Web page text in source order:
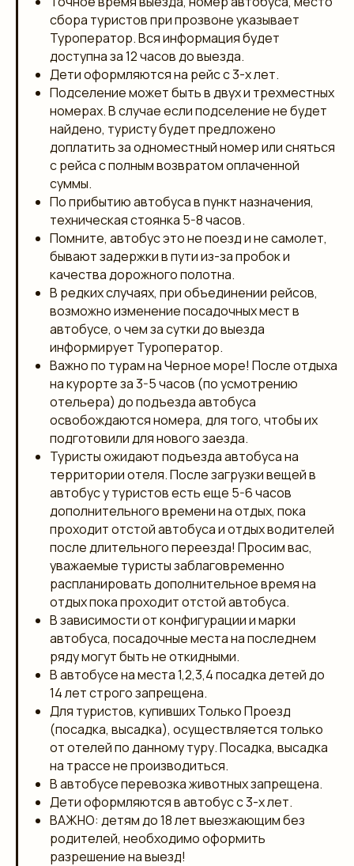
сбора туристов при прозвоне указывает
Туроператор. Вся информация будет
доступна за 12 часов до выезда.
Дети оформляются на рейс с 3-х лет.
Подселение может быть в двух и трехместных
номерах. В случае если подселение не будет
найдено, туристу будет предложено
доплатить за одноместный номер или сняться
с рейса с полным возвратом оплаченной
суммы.
По прибытию автобуса в пункт назначения,
техническая стоянка 5-8 часов.
Помните, автобус это не поезд и не самолет,
бывают задержки в пути из-за пробок и
качества дорожного полотна.
В редких случаях, при объединении рейсов,
возможно изменение посадочных мест в
автобусе, о чем за сутки до выезда
информирует Туроператор.
Важно по турам на Черное море! После отдыха
на курорте за 3-5 часов (по усмотрению
отельера) до подъезда автобуса
освобождаются номера, для того, чтобы их
подготовили для нового заезда.
Туристы ожидают подъезда автобуса на
территории отеля. После загрузки вещей в
автобус у туристов есть еще 5-6 часов
дополнительного времени на отдых, пока
проходит отстой автобуса и отдых водителей
после длительного переезда! Просим вас,
уважаемые туристы заблаговременно
распланировать дополнительное время на
отдых пока проходит отстой автобуса.
В зависимости от конфигурации и марки
автобуса, посадочные места на последнем
ряду могут быть не откидными.
В автобусе на места 1,2,3,4 посадка детей до
14 лет строго запрещена.
Для туристов, купивших Только Проезд
(посадка, высадка), осуществляется только
от отелей по данному туру. Посадка, высадка
на трассе не производиться.
В автобусе перевозка животных запрещена.
Дети оформляются в автобус с 3-х лет.
ВАЖНО: детям до 18 лет выезжающим без
родителей, необходимо оформить
разрешение на выезд!